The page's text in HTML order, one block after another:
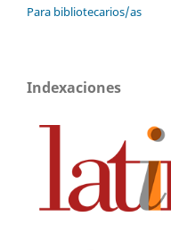
Para bibliotecarios/as
Indexaciones